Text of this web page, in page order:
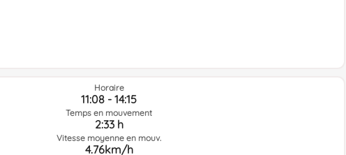
Horaire
11:08 - 14:15
Temps en mouvement
2:33 h
Vitesse moyenne en mouv.
4.76km/h